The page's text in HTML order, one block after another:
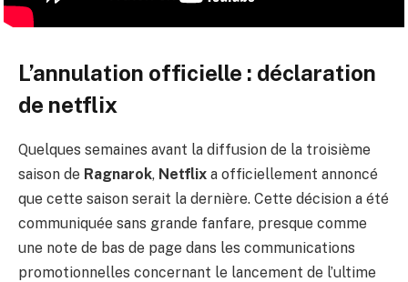
L’annulation officielle : déclaration
de netflix
Quelques semaines avant la diffusion de la troisième
saison de Ragnarok, Netflix a officiellement annoncé
que cette saison serait la dernière. Cette décision a été
communiquée sans grande fanfare, presque comme
une note de bas de page dans les communications
promotionnelles concernant le lancement de l’ultime